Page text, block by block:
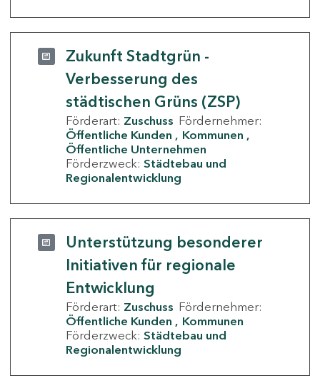
Zukunft Stadtgrün -
Verbesserung des
städtischen Grüns (ZSP)
Förderart: Zuschuss Fördernehmer:
Öffentliche Kunden
Kommunen
Öffentliche Unternehmen
Förderzweck: Städtebau und
Regionalentwicklung
Unterstützung besonderer
Initiativen für regionale
Entwicklung
Förderart: Zuschuss Fördernehmer:
Öffentliche Kunden
Kommunen
Förderzweck: Städtebau und
Regionalentwicklung